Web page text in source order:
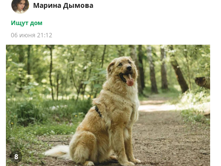
Марина Дымова
Ищут дом
06 июня 21:12
8